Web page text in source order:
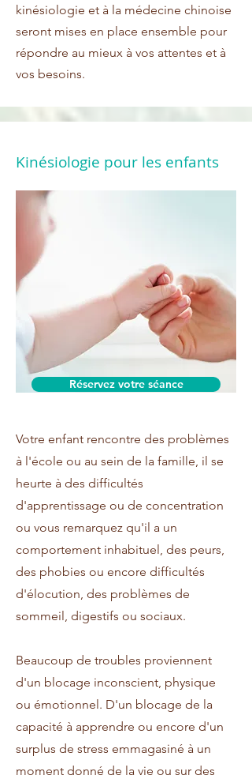
kinésiologie et à la médecine chinoise
seront mises en place ensemble pour
répondre au mieux à vos attentes et à
vos besoins.
Kinésiologie pour les enfants
Réservez votre séance
Votre enfant rencontre des problèmes
à l'école ou au sein de la famille, il se
heurte à des difficultés
d'apprentissage ou de concentration
ou vous remarquez qu'il a un
comportement inhabituel, des peurs,
des phobies ou encore difficultés
d'élocution, des problèmes de
sommeil, digestifs ou sociaux.
Beaucoup de troubles proviennent
d'un blocage inconscient, physique
ou émotionnel. D'un blocage de la
capacité à apprendre ou encore d'un
surplus de stress emmagasiné à un
moment donné de la vie ou sur des